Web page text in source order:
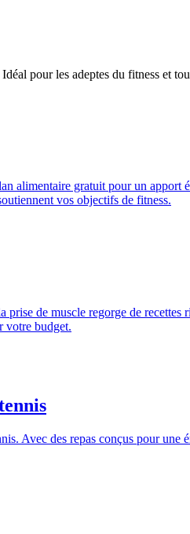
pour les adeptes du fitness et
alimentaire gratuit pour un apport
vos objectifs de fitness.
de muscle regorge de
votre budget.
Avec des repas conçus pour